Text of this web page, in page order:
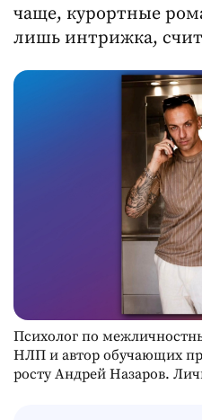
чаще, курортные
лишь интрижка,
Психолог по
НЛП и автор обучающих
росту Андрей Назаров.